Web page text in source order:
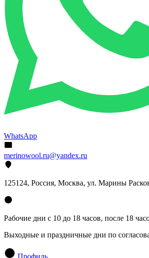
WhatsApp
merinowool.ru@yandex.ru
125124, Россия, Москва, ул. Марины
Рабочие дни с 10 до 18 часов, после 18
Выходные и праздничные дни по